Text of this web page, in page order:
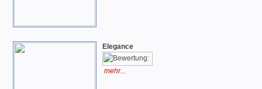
Elegance
mehr...